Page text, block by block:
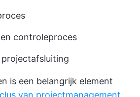
controleproces
is een belangrijk element
van projectmanagement .